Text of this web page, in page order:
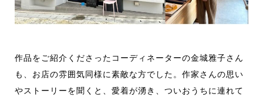
作品をご紹介くださったコーディネーターの金城雅子さん
も、お店の雰囲気同様に素敵な方でした。作家さんの思い
やストーリーを聞くと、愛着が湧き、ついおうちに連れて